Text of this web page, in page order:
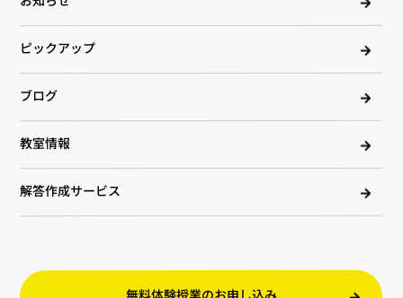
ピックアップ
ブログ
教室情報
解答作成サービス